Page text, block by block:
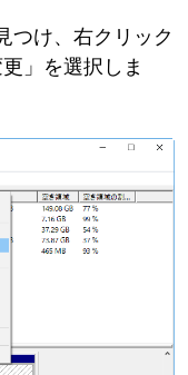
つけ、右クリック
」を選択しま